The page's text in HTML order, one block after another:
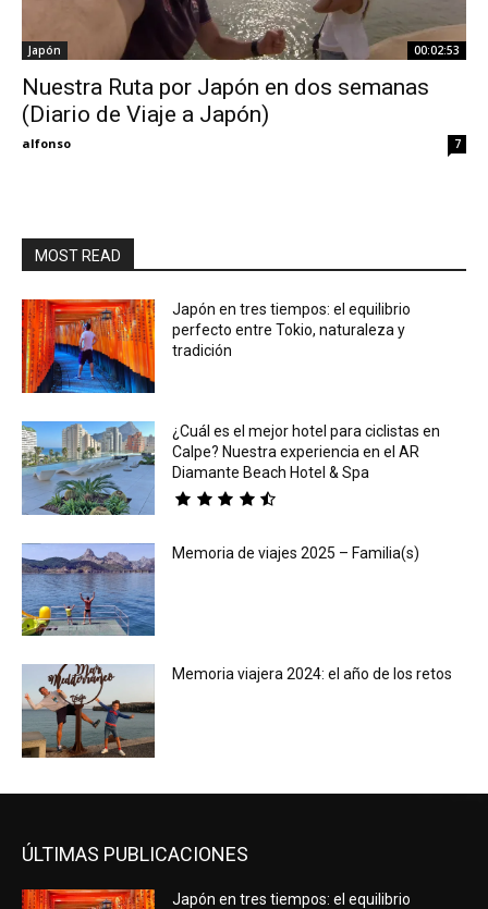
My
Eyes
Japón 00:02:53
Nuestra Ruta por Japón en dos semanas
(Diario de Viaje a Japón)
alfonso 7
MOST READ
Japón en tres tiempos: el equilibrio
perfecto entre Tokio, naturaleza y
tradición
¿Cuál es el mejor hotel para ciclistas en
Calpe? Nuestra experiencia en el AR
Diamante Beach Hotel & Spa
Memoria de viajes 2025 – Familia(s)
Memoria viajera 2024: el año de los retos
ÚLTIMAS PUBLICACIONES
Japón en tres tiempos: el equilibrio